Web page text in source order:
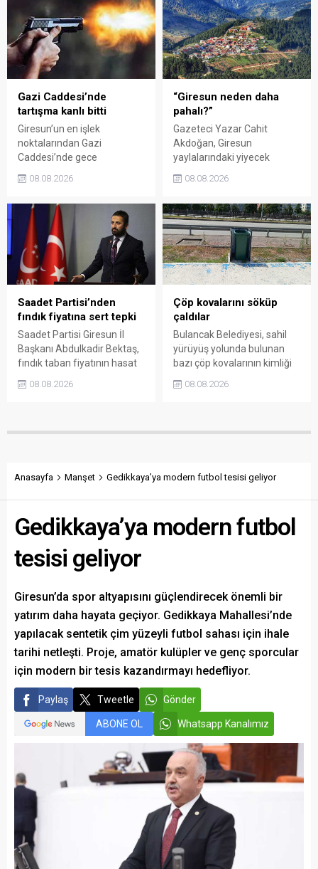
organizasyonun ardından
Kadın El Emeği Pazarı'nın
süresi de 16 Ağustos'a
kadar uzatıldı.
eleştirdi. Taşgöz, üreticinin
emeğinin karşılığını
alamadığını savunarak,
Giresun milletvekillerini
sessiz kalmakla suçladı.
Gazi Caddesi’nde
tartışma kanlı bitti
Giresun’un en işlek
noktalarından Gazi
Caddesi’nde gece
kavgada A.E. ayağından
bölgede kısa süreli panik
yaşanırken polis geniş çaplı
soruşturma başlattı.
08.08.2026
“Giresun neden daha
pahalı?”
Gazeteci Yazar Cahit
Akdoğan, Giresun
yaylalarındaki yiyecek
belirgin biçimde yüksek
Valiliği, Tarım ve Orman İl
Müdürlüğü ile ilgili kurumları
denetime çağırdı. Akdoğan,
yüzde 50’ye ulaşan fiyat
farklarının araştırılması
gerektiğini söyledi.
08.08.2026
Saadet Partisi’nden
fındık fiyatına sert tepki
Saadet Partisi Giresun İl
Başkanı Abdulkadir Bektaş,
fındık taban fiyatının hasat
açıklanmamasına tepki
belirterek üreticiyi memnun
savundu.
08.08.2026
Çöp kovalarını söküp
çaldılar
Bulancak Belediyesi, sahil
yürüyüş yolunda bulunan
bazı çöp kovalarının kimliği
sökülerek çalındığını açıkladı.
vatandaşlardan ihbar
08.08.2026
Anasayfa Manşet Gedikkaya’ya modern futbol tesisi geliyor
Gedikkaya’ya modern futbol
tesisi geliyor
Giresun’da spor altyapısını güçlendirecek önemli bir
yatırım daha hayata geçiyor. Gedikkaya Mahallesi’nde
yapılacak sentetik çim yüzeyli futbol sahası için ihale
tarihi netleşti. Proje, amatör kulüpler ve genç sporcular
için modern bir tesis kazandırmayı hedefliyor.
Paylaş Tweetle Gönder
ABONE OL Whatsapp Kanalımız